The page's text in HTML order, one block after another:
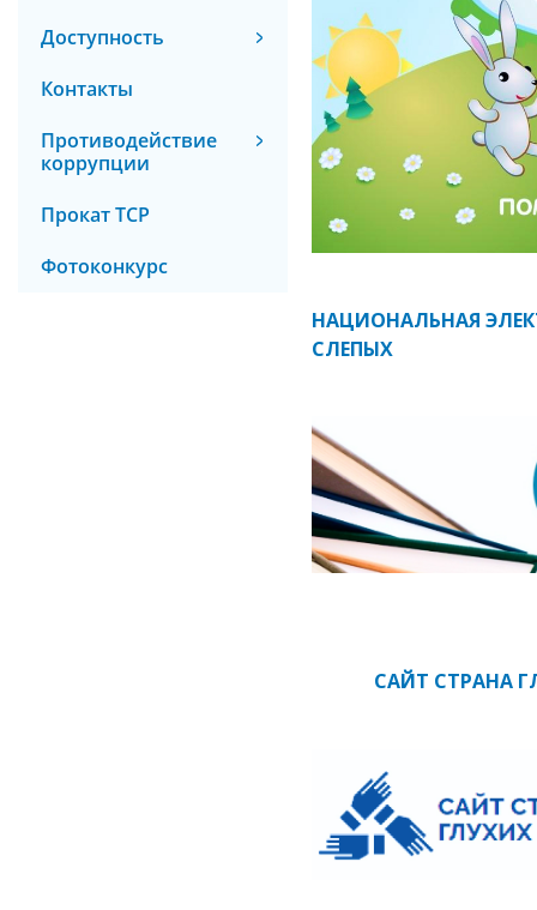
Доступность
Контакты
Противодействие
коррупции
Прокат ТСР
Фотоконкурс
НАЦИОНАЛЬНАЯ
СЛЕПЫХ
САЙТ СТРАНА